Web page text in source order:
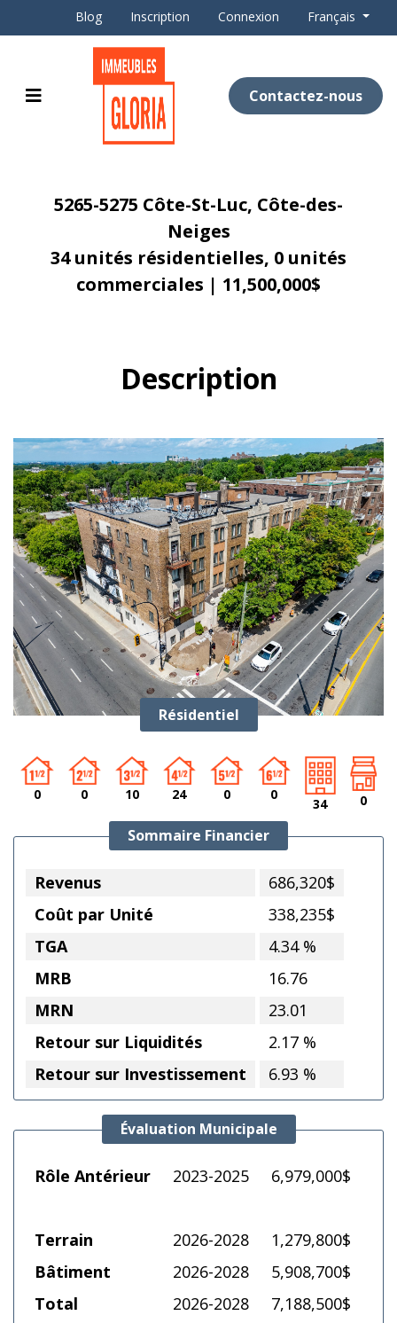
Blog Inscription Connexion Français
Contactez-nous
5265-5275 Côte-St-Luc, Côte-des-
Neiges
34 unités résidentielles, 0 unités
commerciales | 11,500,000$
Description
Résidentiel
0 0 10 24 0 0
34 0
Sommaire Financier
Revenus
686,320$
Coût par Unité
338,235$
TGA
4.34 %
MRB
16.76
MRN
23.01
Retour sur Liquidités
2.17 %
Retour sur Investissement
6.93 %
Évaluation Municipale
Rôle Antérieur 2023-2025 6,979,000$
Terrain 2026-2028
1,279,800$
Bâtiment
2026-2028
5,908,700$
Total
2026-2028 7,188,500$